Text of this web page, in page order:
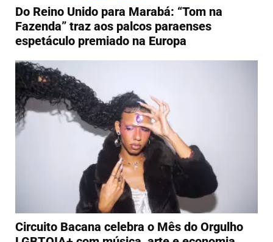
Do Reino Unido para Marabá: “Tom na
Fazenda” traz aos palcos paraenses
espetáculo premiado na Europa
Circuito Bacana celebra o Mês do Orgulho